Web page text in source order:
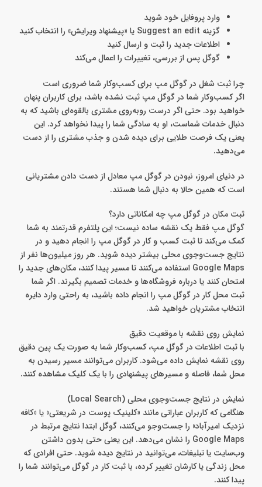
وارد پروفایل خود شوید
گزینه Suggest an edit یا «پیشنهاد ویرایش» را انتخاب کنید
اطلاعات جدید را ثبت و ارسال کنید
گوگل پس از بررسی، تغییرات را اعمال می‌کند
چرا ثبت شغل در گوگل مپ برای کسب‌وکار شما ضروری است
اگر کسب‌وکار شما در گوگل مپ ثبت نشده باشد، برای کاربران پنهان
خواهید بود. حتی اگر درست روبه‌روی مشتری بالقوه‌ای باشید که به
دنبال خدمات شماست، او به‌ سادگی شما را پیدا نخواهد کرد. این
یعنی یک فرصت طلایی برای دیده شدن و جذب مشتری را از دست
می‌دهید.
در دنیای امروز، نبودن در گوگل مپ معادل از دست دادن مشتریانی
است که همین حالا به دنبال شما هستند.
ثبت مکان در گوگل مپ چه امکاناتی دارد؟
گوگل مپ فقط یک نقشه ساده نیست؛ این پلتفرم قدرتمند به شما
کمک می‌کند تا ثبت کسب و کار در گوگل مپ را انجام دهید و در
نتایج جست‌وجوی محلی بیشتر دیده شوید. هر روز میلیون‌ها نفر از
Google Maps استفاده می‌کنند تا مسیر پیدا کنند، مکان‌های جدید را
امتحان کنند یا درباره فروشگاه‌ها و خدمات تصمیم بگیرند. اگر شما
ثبت محل کار در گوگل مپ را انجام داده باشید، به راحتی وارد دایره
انتخاب مشتریان خواهید شد.
نمایش روی نقشه با موقعیت دقیق
با ثبت اطلاعات در گوگل مپ، کسب‌وکار شما به‌ صورت یک پین دقیق
روی نقشه نمایش داده می‌شود. کاربران می‌توانند مسیر رسیدن به
محل شما، فاصله و مسیرهای پیشنهادی را با یک کلیک مشاهده کنند.
نمایش در نتایج جست‌وجوی محلی (Local Search)
هنگامی که کاربران عباراتی مانند «کلینیک پوست در شریعتی» یا «کافه
نزدیک امیرآباد» را جست‌وجو می‌کنند، گوگل ابتدا نتایج مرتبط در
Google Maps را نشان می‌دهد. این یعنی حتی بدون داشتن
وب‌سایت یا تبلیغات، می‌توانید در نتایج دیده شوید. حتی افرادی که
محل زندگی یا کارشان تغییر کرده، با ثبت کار در گوگل می‌توانند شما را
پیدا کنند.